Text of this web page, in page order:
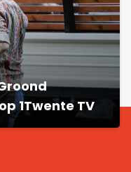
1Twente TV